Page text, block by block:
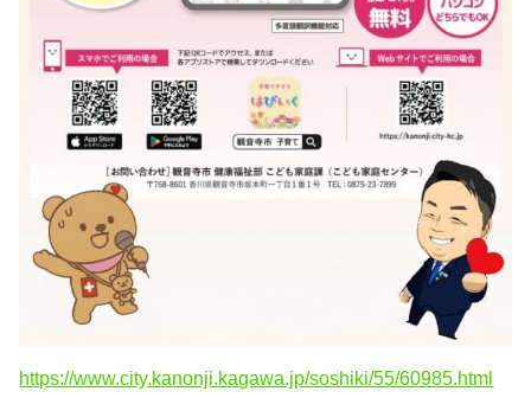
https://www.city.kanonji.kagawa.jp/soshiki/55/60985.html